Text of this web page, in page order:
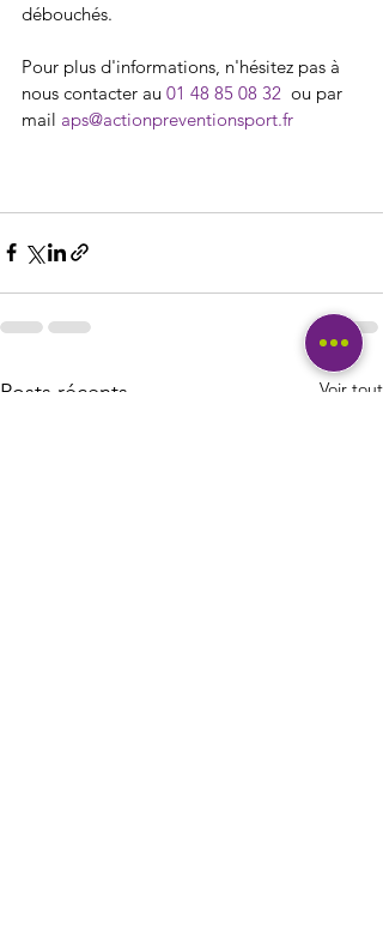
débouchés.
Pour plus d'informations, n'hésitez pas à
nous contacter au 01 48 85 08 32 ou par
mail aps@actionpreventionsport.fr
Posts récents Voir tout